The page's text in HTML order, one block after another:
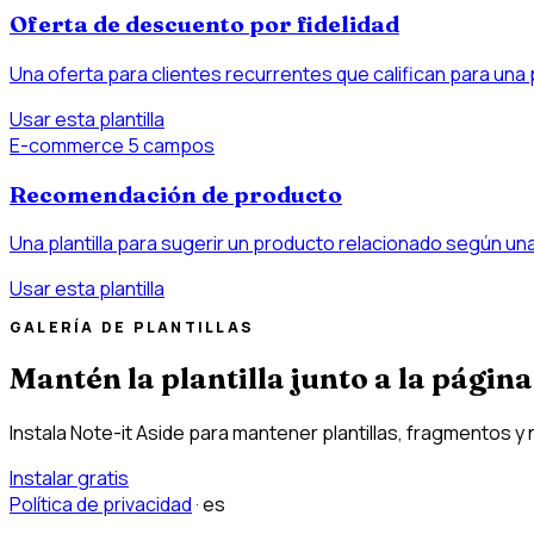
Oferta de descuento por fidelidad
Una oferta para clientes recurrentes que califican para
Usar esta plantilla
E-commerce 5 campos
Recomendación de producto
Una plantilla para sugerir un producto relacionado según
Usar esta plantilla
GALERÍA DE PLANTILLAS
Mantén la plantilla junto a la
Instala Note-it Aside para mantener plantillas, fragmentos
Instalar gratis
Política de privacidad·es